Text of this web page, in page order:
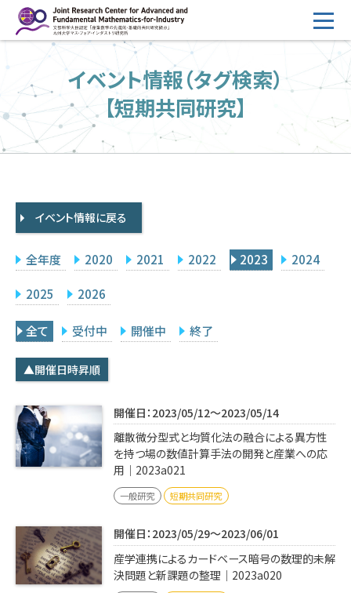
ン
へ
ス
キ
HOME
概要
運営
2026年度公募
採択研究・報告書一覧
イベント情報
研究代表者専用 委員専用
学内専用
Q&A
アクセス・お問合せ
メルマガ
イベント情報（タグ検索）
【短期共同研究】
イベント情報に戻る
全年度 2020 2021 2022 2023 2024
2025 2026
全て 受付中 開催中 終了
▲開催日時昇順
開催日：2023/05/12～2023/05/14
離散微分型式と均質化法の融合による異方性
を持つ場の数値計算手法の開発と産業への応
用｜2023a021
一般研究 短期共同研究
開催日：2023/05/29～2023/06/01
産学連携によるカードベース暗号の数理的未解
決問題と新課題の整理｜2023a020